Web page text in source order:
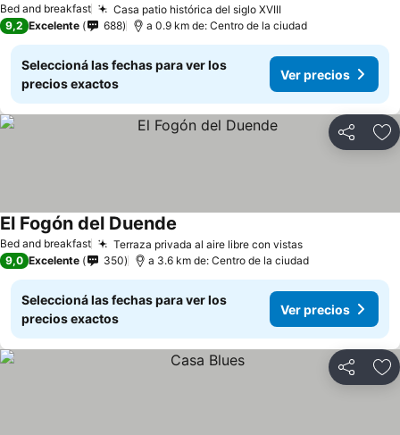
Bed and breakfast Casa patio histórica del siglo XVIIIVer precios
9,2 Excelente 688 a 0.9 km de: Centro de la ciudad
Seleccioná las fechas para ver los
precios exactos
Ver precios
Compartir
Bed and breakfast Terraza privada al aire libre con vistasVer precios
El Fogón del Duende
9,0 Excelente 350 a 3.6 km de: Centro de la ciudad
Seleccioná las fechas para ver los
precios exactos
Ver precios
Compartir